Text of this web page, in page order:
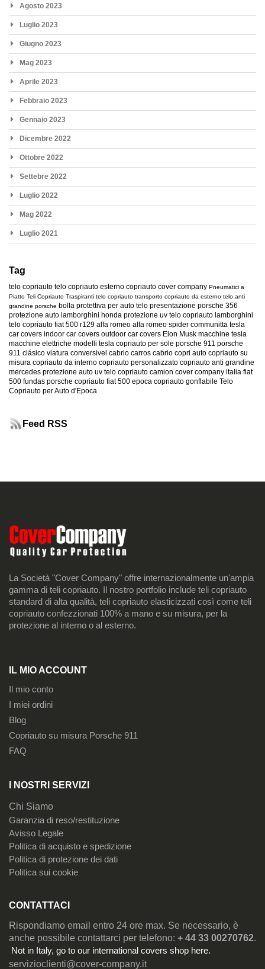
Agosto 2023
Luglio 2023
Giugno 2023
Mag 2023
Aprile 2023
Febbraio 2023
Gennaio 2023
Dicembre 2022
Ottobre 2022
Settebre 2022
Luglio 2022
Mag 2022
Luglio 2021
Tag
telo copriauto telo copriauto esterno copriauto cover company Pneumatici a
Piatto Teli Copriauto Traspiranti telo copriauto transporto copriauto da esterno telo anti
grandine porsche bolla protettiva per auto telo presentazione porsche 356
protezione auto lamborghini honda protezione uv telo copriauto lamborghini
telo copriauto fiat 500 r129 alfa romeo alfa romeo spider communitta tesla
car covers indoor car covers outdoor car covers Elon Musk macchine tesla
macchine elettriche modelli tesla copriauto per sole porsche 911 porsche
911 clásico viatura conversivel cabrio carros cabrio copri auto copriauto su
misura copriauto da interno copriauto personalizzato copriauto anti grandine
mercedes protezione auto uv telo copriauto camion cover company italia fiat
500 fundas porsche copriauto fiat 500 epoca copriauto gonflabile Telo
Copriauto per Auto d'Epoca
Feed RSS
La Società "Cover Company" offre internazionalmente un'ampia
gamma di teli copriauto. Il nostro portfolio include teli copriauto
standard di alta qualità, teli copriauto elasticizzati così come teli
copriauto confezzionati 100% a mano e su misura, per la
protezione al interno o al esterno.
IL MIO ACCOUNT
Il mio conto
I miei ordini
Blog
Copriauto su misura Porsche 911
FAQ
I NOSTRI SERVIZI
Chi Siamo
Garanzia di reso/restituzione
Avisso Legale
Politica di acquisto e spedizione
Politica di protezione dei dati
Politica sui cookie
CONTATTACI
Rispondiamo email entro 24 ore max. Se necessario, è
anche possibile contattarci per telefono: + 44 33 00270762.
Not in Italy, go to our international covers shop here.
servizioclienti@cover-company.it